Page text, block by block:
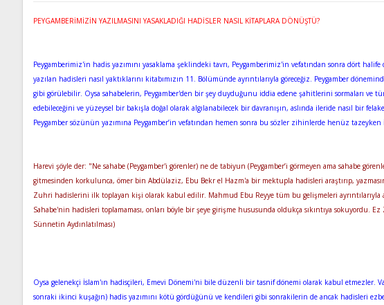
PEYGAMBERİMİZİN YAZILMASINI YASAKLADIĞI HADİSLER NASIL KİTAPLARA DÖNÜŞTÜ?
Peygamberimiz'in hadis yazımını yasaklama şeklindeki tavrı, Peygamberimiz'in vefatından sonra dört
yazılan hadisleri nasıl yaktıklarını kitabımızın 11. Bölümünde ayrıntılarıyla göreceğiz. Peygamber
gibi görülebilir. Oysa sahabelerin, Peygamber'den bir şey duyduğunu iddia edene şahitlerini sormaları ve
edebileceğini ve yüzeysel bir bakışla doğal olarak algılanabilecek bir davranışın, aslında ileride nasıl bir
Peygamber sözünün yazımına Peygamber’in vefatından hemen sonra bu sözler zihinlerde henüz
Harevi şöyle der: "Ne sahabe (Peygamber'i görenler) ne de tabiyun (Peygamber’i görmeyen ama sahabe
gitmesinden korkulunca, ömer bin Abdülaziz, Ebu Bekr el Hazm'a bir mektupla hadisleri araştırıp,
Zuhri hadislerini ilk toplayan kişi olarak kabul edilir. Mahmud Ebu Reyye tüm bu gelişmeleri
Sahabe'nin hadisleri toplamaması, onları böyle bir şeye girişme hususunda oldukça sıkıntıya
Sünnetin Aydınlatılması)
Oysa gelenekçi İslam'ın hadisçileri, Emevi Dönemi'ni bile düzenli bir tasnif dönemi olarak kabul etmezler.
sonraki ikinci kuşağın) hadis yazımını kötü gördüğünü ve kendileri gibi sonrakilerin de ancak hadisleri